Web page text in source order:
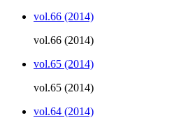
vol.66 (2014)
vol.66 (2014)
vol.65 (2014)
vol.65 (2014)
vol.64 (2014)